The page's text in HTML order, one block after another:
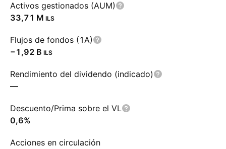
Activos gestionados (AUM)
‪33,71 M‬ ILS
Flujos de fondos (1A)
‪−1,92 B‬ ILS
Rendimiento del dividendo (indicado)
—
Descuento/Prima sobre el VL
0,6%
Acciones en circulación